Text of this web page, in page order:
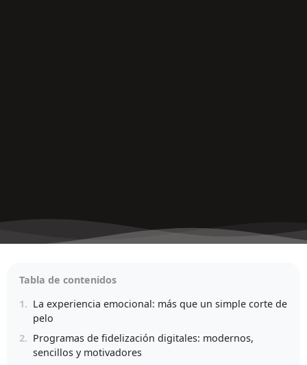
Tabla de contenidos
1. La experiencia emocional: más que un simple corte de
pelo
2. Programas de fidelización digitales: modernos,
sencillos y motivadores